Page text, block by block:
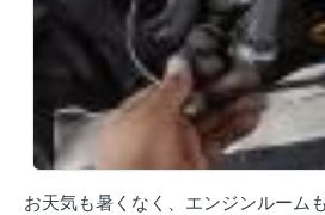
お天気も暑くなく、エンジンルーム